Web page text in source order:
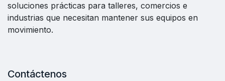
soluciones prácticas para talleres, comercios e
industrias que necesitan mantener sus equipos en
movimiento.
Contáctenos